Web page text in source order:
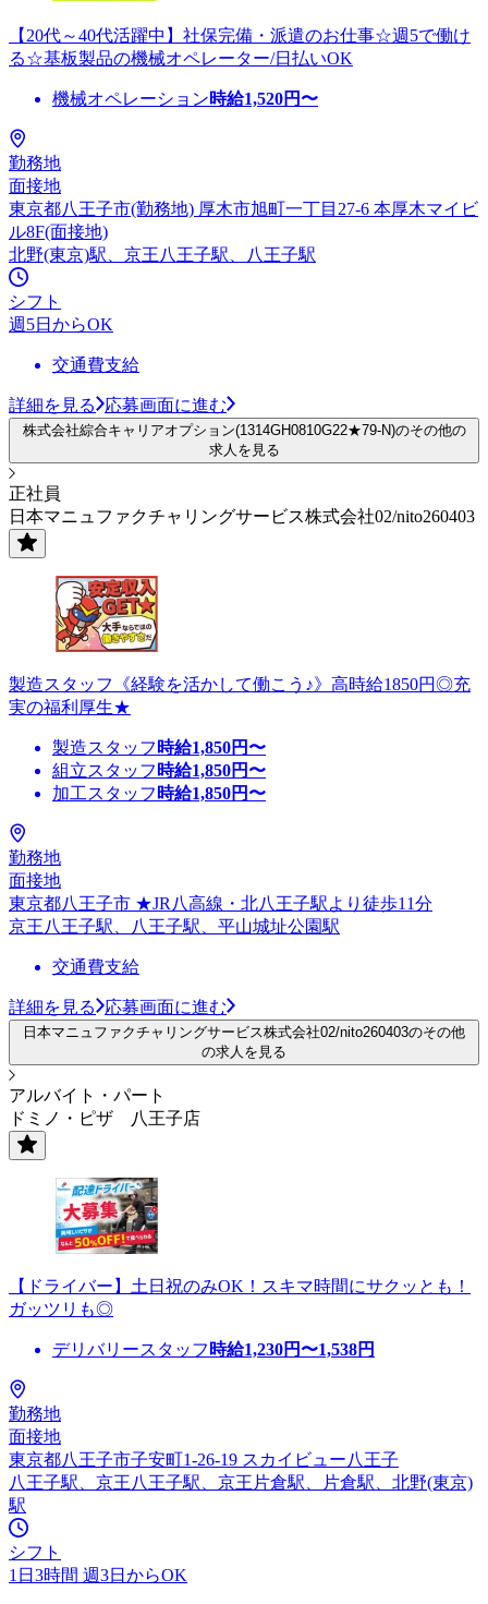
【20代～40代活躍中】社保完備・派遣のお仕事☆週5で働け
る☆基板製品の機械オペレーター/日払いOK
機械オペレーション時給1,520円〜
勤務地
面接地
東京都八王子市(勤務地) 厚木市旭町一丁目27-6 本厚木マイビ
ル8F(面接地)
北野(東京)駅、京王八王子駅、八王子駅
シフト
週5日からOK
交通費支給
詳細を見る 応募画面に進む
株式会社綜合キャリアオプション(1314GH0810G22★79-N)のその他の
求人を見る
正社員
日本マニュファクチャリングサービス株式会社02/nito260403
製造スタッフ《経験を活かして働こう♪》高時給1850円◎充
実の福利厚生★
製造スタッフ 時給1,850円〜
組立スタッフ 時給1,850円〜
加工スタッフ 時給1,850円〜
勤務地
面接地
東京都八王子市 ★JR八高線・北八王子駅より徒歩11分
京王八王子駅、八王子駅、平山城址公園駅
交通費支給
詳細を見る 応募画面に進む
日本マニュファクチャリングサービス株式会社02/nito260403のその他
の求人を見る
アルバイト・パート
ドミノ・ピザ 八王子店
【ドライバー】土日祝のみOK！スキマ時間にサクッとも！
ガッツリも◎
デリバリースタッフ 時給1,230円〜1,538円
勤務地
面接地
東京都八王子市子安町1-26-19 スカイビュー八王子
八王子駅、京王八王子駅、京王片倉駅、片倉駅、北野(東京)
駅
シフト
1日3時間 週3日からOK